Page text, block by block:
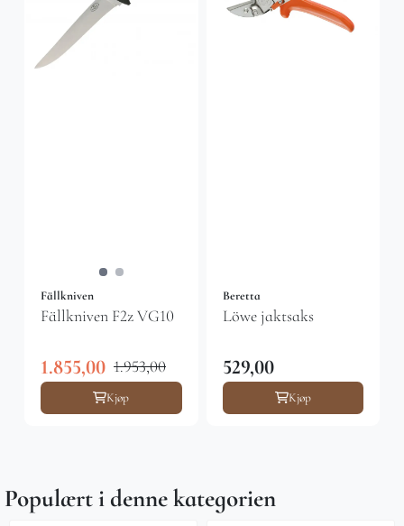
Fällkniven
Fällkniven F2z VG10
1.855,00 1.953,00
Kjøp
Beretta
Löwe jaktsaks
529,00
Kjøp
Populært i denne kategorien